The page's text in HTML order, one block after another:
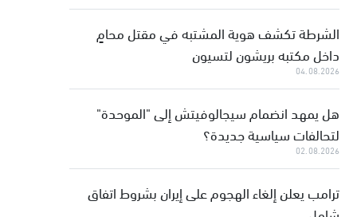
الشرطة تكشف هوية المشتبه في مقتل محامٍ
داخل مكتبه بريشون لتسيون
04.08.2026
هل يمهد انضمام سيجالوفيتش إلى "الموحدة"
لتحالفات سياسية جديدة؟
02.08.2026
ترامب يعلن إلغاء الهجوم على إيران بشروط اتفاق